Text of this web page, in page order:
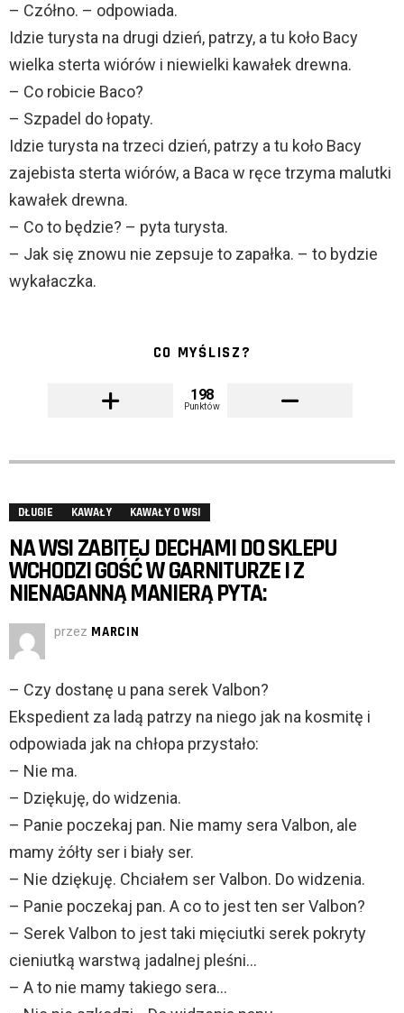
– Czółno. – odpowiada.
Idzie turysta na drugi dzień, patrzy, a tu koło Bacy
wielka sterta wiórów i niewielki kawałek drewna.
– Co robicie Baco?
– Szpadel do łopaty.
Idzie turysta na trzeci dzień, patrzy a tu koło Bacy
zajebista sterta wiórów, a Baca w ręce trzyma malutki
kawałek drewna.
– Co to będzie? – pyta turysta.
– Jak się znowu nie zepsuje to zapałka. – to bydzie
wykałaczka.
CO MYŚLISZ?
198
Punktów
DŁUGIE KAWAŁY KAWAŁY O WSI
NA WSI ZABITEJ DECHAMI DO SKLEPU
WCHODZI GOŚĆ W GARNITURZE I Z
NIENAGANNĄ MANIERĄ PYTA:
przez MARCIN
– Czy dostanę u pana serek Valbon?
Ekspedient za ladą patrzy na niego jak na kosmitę i
odpowiada jak na chłopa przystało:
– Nie ma.
– Dziękuję, do widzenia.
– Panie poczekaj pan. Nie mamy sera Valbon, ale
mamy żółty ser i biały ser.
– Nie dziękuję. Chciałem ser Valbon. Do widzenia.
– Panie poczekaj pan. A co to jest ten ser Valbon?
– Serek Valbon to jest taki mięciutki serek pokryty
cieniutką warstwą jadalnej pleśni…
– A to nie mamy takiego sera…